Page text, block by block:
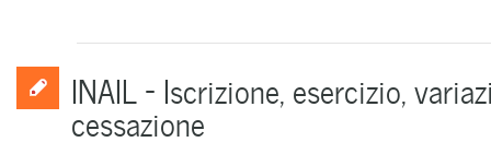
INAIL – Iscrizione, esercizio,
cessazione